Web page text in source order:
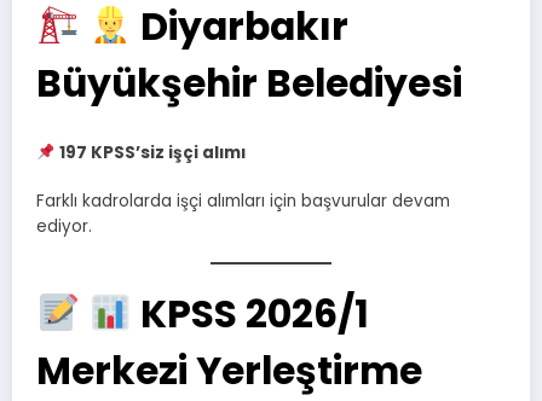
Diyarbakır
Büyükşehir Belediyesi
197 KPSS’siz işçi alımı
Farklı kadrolarda işçi alımları için başvurular devam
ediyor.
KPSS 2026/1
Merkezi Yerleştirme